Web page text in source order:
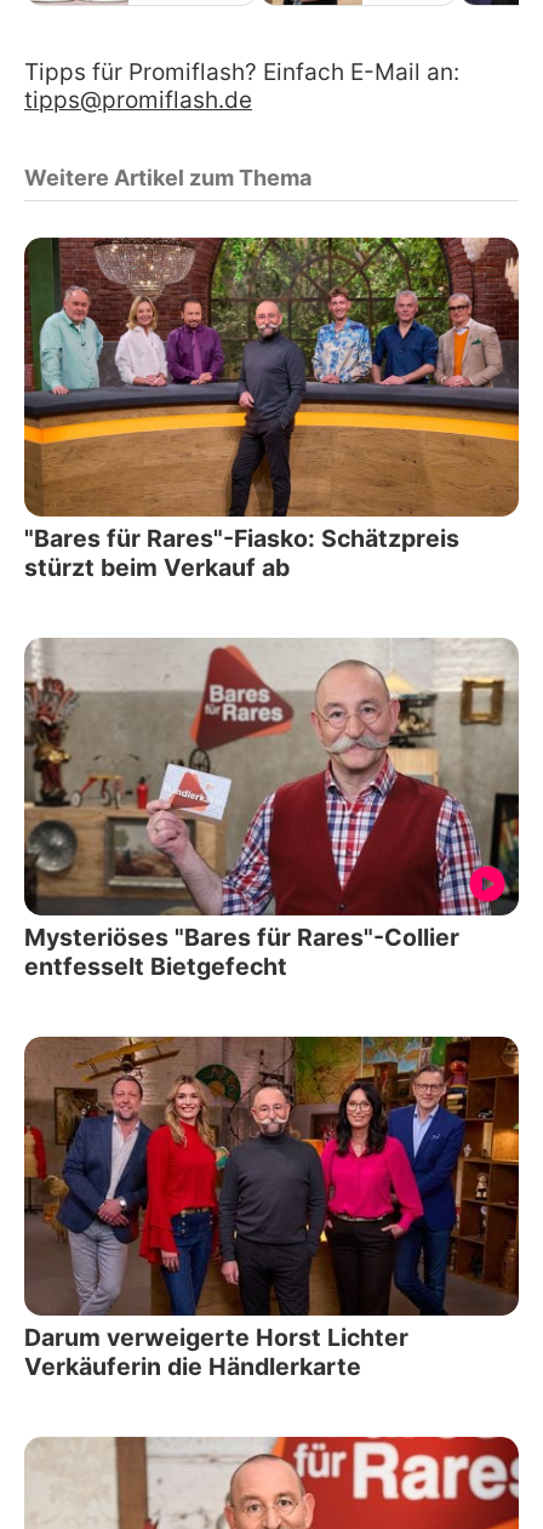
Tipps für Promiflash? Einfach E-Mail an:
tipps@promiflash.de
Weitere Artikel zum Thema
"Bares für Rares"-Fiasko: Schätzpreis
stürzt beim Verkauf ab
Mysteriöses "Bares für Rares"-Collier
entfesselt Bietgefecht
Darum verweigerte Horst Lichter
Verkäuferin die Händlerkarte